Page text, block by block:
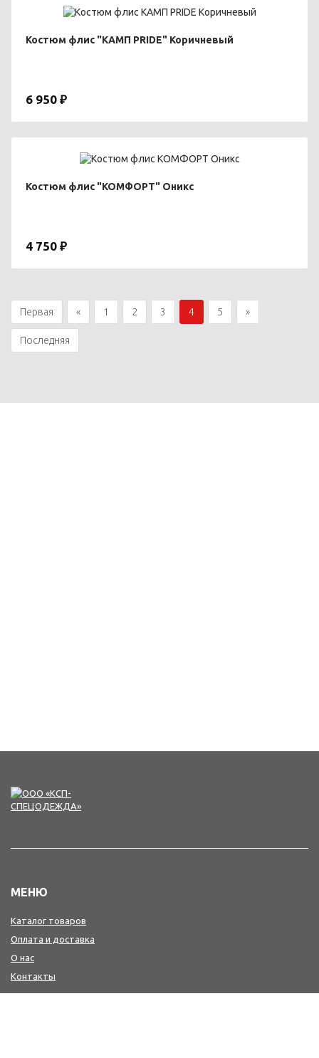
Костюм флис "КАМП PRIDE" Коричневый
6 950 ₽
Костюм флис "КОМФОРТ" Оникс
4 750 ₽
Первая « 1 2 3 4 5 »
Последняя
МЕНЮ
Каталог товаров
Оплата и доставка
О нас
Контакты